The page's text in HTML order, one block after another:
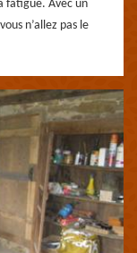
fatigue. Avec un
n’allez pas le